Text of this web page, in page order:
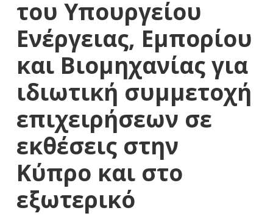
του Υπουργείου
Ενέργειας, Εμπορίου
και Βιομηχανίας για
ιδιωτική συμμετοχή
επιχειρήσεων σε
εκθέσεις στην
Κύπρο και στο
εξωτερικό